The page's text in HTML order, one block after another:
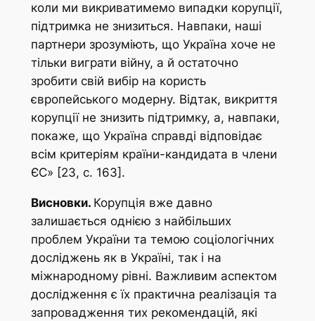
коли ми викриватимемо випадки корупції,
підтримка не знизиться. Навпаки, наші
партнери зрозуміють, що Україна хоче не
тільки виграти війну, а й остаточно
зробити свій вибір на користь
європейського модерну. Відтак, викриття
корупції не знизить підтримку, а, навпаки,
покаже, що Україна справді відповідає
всім критеріям країни-кандидата в члени
ЄС» [23, с. 163].
Висновки. Корупція вже давно
залишається однією з найбільших
проблем України та темою соціологічних
досліджень як в Україні, так і на
міжнародному рівні. Важливим аспектом
дослідження є їх практична реалізація та
запровадження тих рекомендацій, які